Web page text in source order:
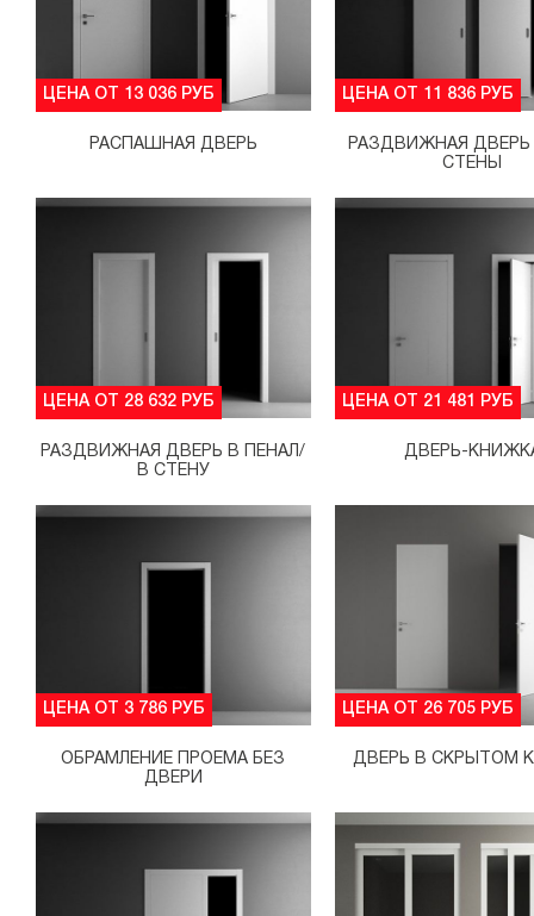
ЦЕНА ОТ 13 036 РУБ
РАСПАШНАЯ ДВЕРЬ
ЦЕНА ОТ 11 836 РУБ
РАЗДВИЖНАЯ
СТЕНЫ
ЦЕНА ОТ 28 632 РУБ
РАЗДВИЖНАЯ ДВЕРЬ В ПЕНАЛ/
В СТЕНУ
ЦЕНА ОТ 21 481 РУБ
ДВЕРЬ-
ЦЕНА ОТ 3 786 РУБ
ОБРАМЛЕНИЕ ПРОЕМА БЕЗ
ДВЕРИ
ЦЕНА ОТ 26 705 РУБ
ДВЕРЬ В СКРЫТОМ